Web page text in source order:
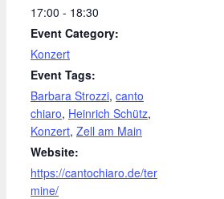
17:00 - 18:30
Event Category:
Konzert
Event Tags:
Barbara Strozzi, canto
chiaro, Heinrich Schütz,
Konzert, Zell am Main
Website:
https://cantochiaro.de/ter
mine/